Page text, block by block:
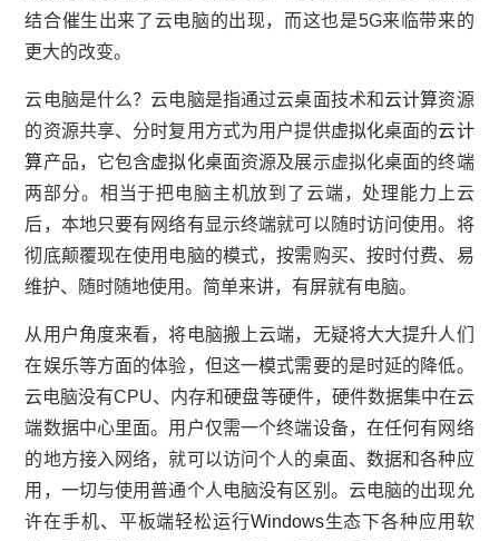
结合催生出来了云电脑的出现，而这也是5G来临带来的
更大的改变。
云电脑是什么？云电脑是指通过云桌面技术和云计算资源
的资源共享、分时复用方式为用户提供虚拟化桌面的云计
算产品，它包含虚拟化桌面资源及展示虚拟化桌面的终端
两部分。相当于把电脑主机放到了云端，处理能力上云
后，本地只要有网络有显示终端就可以随时访问使用。将
彻底颠覆现在使用电脑的模式，按需购买、按时付费、易
维护、随时随地使用。简单来讲，有屏就有电脑。
从用户角度来看，将电脑搬上云端，无疑将大大提升人们
在娱乐等方面的体验，但这一模式需要的是时延的降低。
云电脑没有CPU、内存和硬盘等硬件，硬件数据集中在云
端数据中心里面。用户仅需一个终端设备，在任何有网络
的地方接入网络，就可以访问个人的桌面、数据和各种应
用，一切与使用普通个人电脑没有区别。云电脑的出现允
许在手机、平板端轻松运行Windows生态下各种应用软